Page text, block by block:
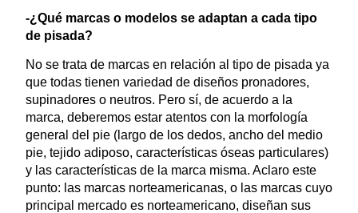
-¿Qué marcas o modelos se adaptan a cada tipo
de pisada?
No se trata de marcas en relación al tipo de pisada ya
que todas tienen variedad de diseños pronadores,
supinadores o neutros. Pero sí, de acuerdo a la
marca, deberemos estar atentos con la morfología
general del pie (largo de los dedos, ancho del medio
pie, tejido adiposo, características óseas particulares)
y las características de la marca misma. Aclaro este
punto: las marcas norteamericanas, o las marcas cuyo
principal mercado es norteamericano, diseñan sus